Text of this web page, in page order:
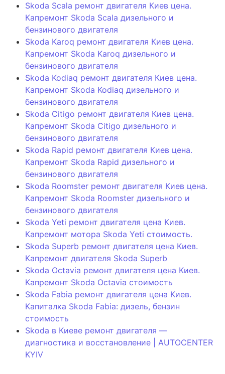
Skoda Scala ремонт двигателя Киев цена.
Капремонт Skoda Scala дизельного и
бензинового двигателя
Skoda Karoq ремонт двигателя Киев цена.
Капремонт Skoda Karoq дизельного и
бензинового двигателя
Skoda Kodiaq ремонт двигателя Киев цена.
Капремонт Skoda Kodiaq дизельного и
бензинового двигателя
Skoda Citigo ремонт двигателя Киев цена.
Капремонт Skoda Citigo дизельного и
бензинового двигателя
Skoda Rapid ремонт двигателя Киев цена.
Капремонт Skoda Rapid дизельного и
бензинового двигателя
Skoda Roomster ремонт двигателя Киев цена.
Капремонт Skoda Roomster дизельного и
бензинового двигателя
Skoda Yeti ремонт двигателя цена Киев.
Капремонт мотора Skoda Yeti стоимость.
Skoda Superb ремонт двигателя цена Киев.
Капремонт двигателя Skoda Superb
Skoda Octavia ремонт двигателя цена Киев.
Капремонт Skoda Octavia стоимость
Skoda Fabia ремонт двигателя цена Киев.
Капиталка Skoda Fabia: дизель, бензин
стоимость
Skoda в Киеве ремонт двигателя —
диагностика и восстановление | AUTOCENTER
KYIV